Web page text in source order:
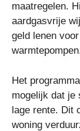
maatregelen.
aardgasvrije
geld lenen
Het
mogelijk dat je
lage rente. Dit
woning